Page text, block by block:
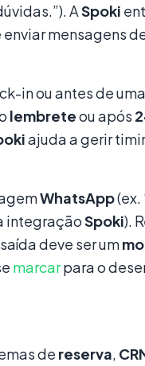
ASpoki
enviar mensagens
in ou antes de uma
lembreteou após
ajuda a gerir
WhatsApp(ex.
integraçãoSpoki).
deve ser um
marcarpara o
de reserva